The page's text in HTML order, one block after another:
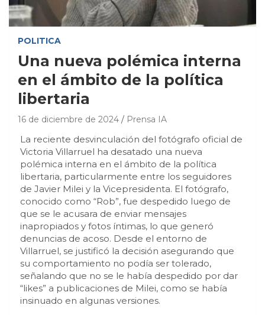
POLITICA
Una nueva polémica interna
en el ámbito de la política
libertaria
16 de diciembre de 2024 Prensa IA
La reciente desvinculación del fotógrafo oficial de
Victoria Villarruel ha desatado una nueva
polémica interna en el ámbito de la política
libertaria, particularmente entre los seguidores
de Javier Milei y la Vicepresidenta. El fotógrafo,
conocido como “Rob”, fue despedido luego de
que se le acusara de enviar mensajes
inapropiados y fotos íntimas, lo que generó
denuncias de acoso. Desde el entorno de
Villarruel, se justificó la decisión asegurando que
su comportamiento no podía ser tolerado,
señalando que no se le había despedido por dar
“likes” a publicaciones de Milei, como se había
insinuado en algunas versiones.